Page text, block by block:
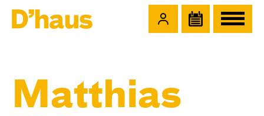
Matthias